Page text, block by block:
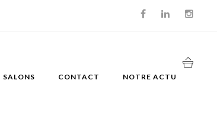
SALONS CONTACT NOTRE ACTU